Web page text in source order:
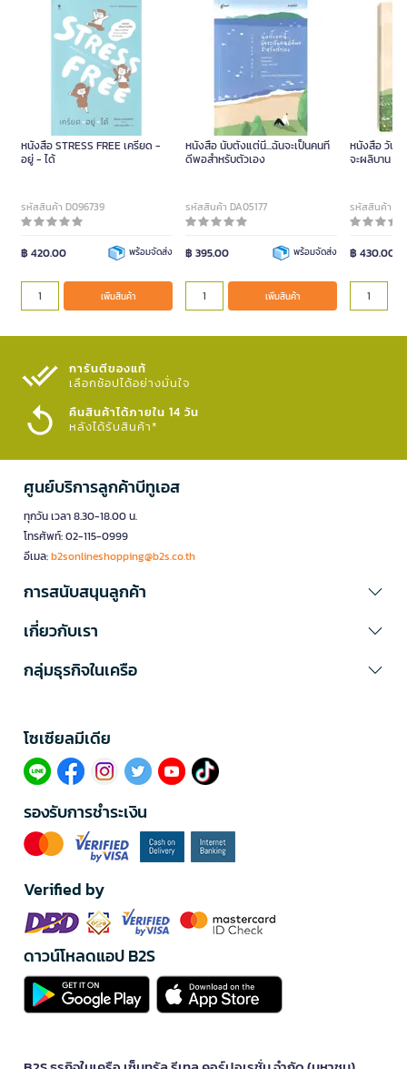
หนังสือ STRESS FREE เครียด -
อยู่ - ได้
รหัสสินค้า D096739
฿ 420.00 พร้อมจัดส่ง
เพิ่มสินค้า
หนังสือ นับตั้งแต่นี้...ฉันจะเป็นคนที่
ดีพอสำหรับตัวเอง
รหัสสินค้า DA05177
฿ 395.00 พร้อมจัดส่ง
เพิ่มสินค้า
หนังสือ วันไ
จะผลิบาน (
รหัสสินค้า
฿ 430.00
การันตีของแท้
เลือกช้อปได้อย่างมั่นใจ​
คืนสินค้าได้ภายใน 14 วัน
หลังได้รับสินค้า*
ศูนย์บริการลูกค้าบีทูเอส
ทุกวัน เวลา 8.30-18.00 น.
โทรศัพท์: 02-115-0999
อีเมล:b2sonlineshopping@b2s.co.th
การสนับสนุนลูกค้า
เกี่ยวกับเรา
กลุ่มธุรกิจในเครือ
โซเซียลมีเดีย​
รองรับการชำระเงิน
Verified by
ดาวน์โหลดแอป B2S